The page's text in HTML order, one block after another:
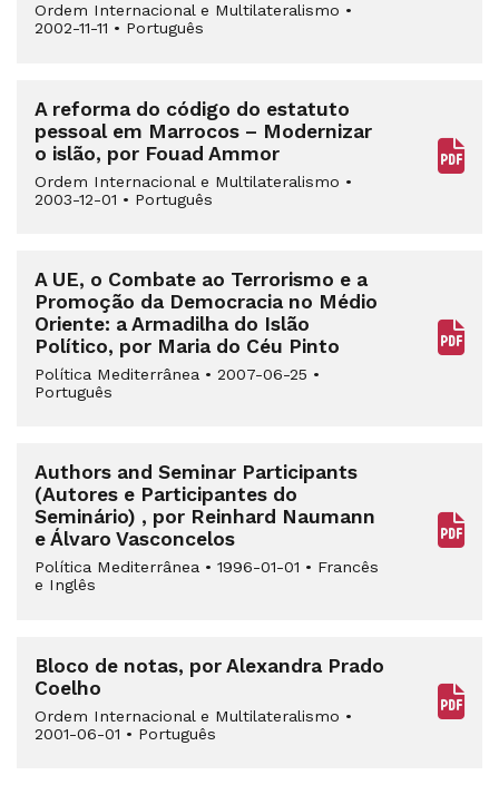
Ordem Internacional e Multilateralismo •
2002-11-11 • Português
A reforma do código do estatuto
pessoal em Marrocos – Modernizar
o islão, por Fouad Ammor
Ordem Internacional e Multilateralismo •
2003-12-01 • Português
A UE, o Combate ao Terrorismo e a
Promoção da Democracia no Médio
Oriente: a Armadilha do Islão
Político, por Maria do Céu Pinto
Política Mediterrânea • 2007-06-25 •
Português
Authors and Seminar Participants
(Autores e Participantes do
Seminário) , por Reinhard Naumann
e Álvaro Vasconcelos
Política Mediterrânea • 1996-01-01 • Francês
e Inglês
Bloco de notas, por Alexandra Prado
Coelho
Ordem Internacional e Multilateralismo •
2001-06-01 • Português